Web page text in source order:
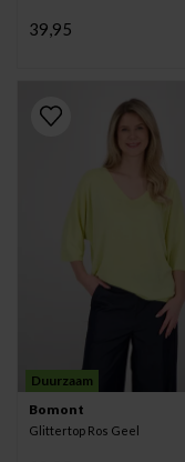
39,95
Duurzaam
Bomont
Glittertop Ros Geel